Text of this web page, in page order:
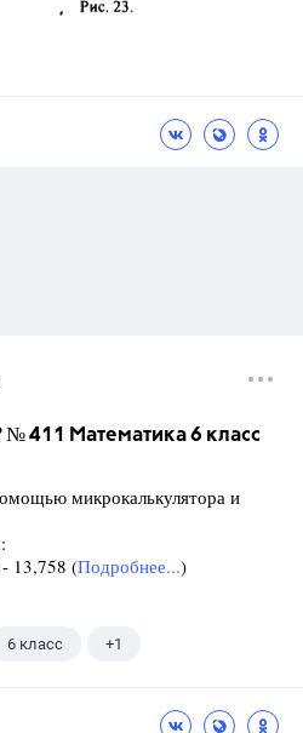
411 Математика 6 класс
микрокалькулятора и
13,758 (Подробнее...)
6 класс +1